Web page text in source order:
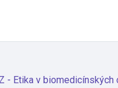
- Etika v biomedicínských